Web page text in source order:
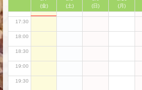
(金)
(土)
(日)
(月)
17:30
18:00
18:30
19:00
19:30